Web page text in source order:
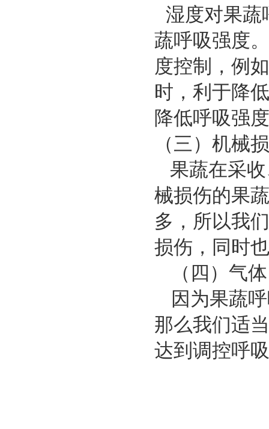
湿度对果蔬
蔬呼吸强度
度控制，例
时，利于降
降低呼吸强
（三）机械
果蔬在采
械损伤的果
多，所以我
损伤，同时
（四）气体
因为果蔬
那么我们适
达到调控呼